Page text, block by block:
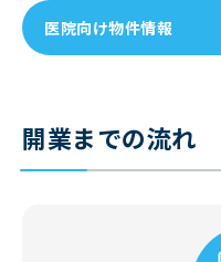
医院向け物件情報
開業までの流れ